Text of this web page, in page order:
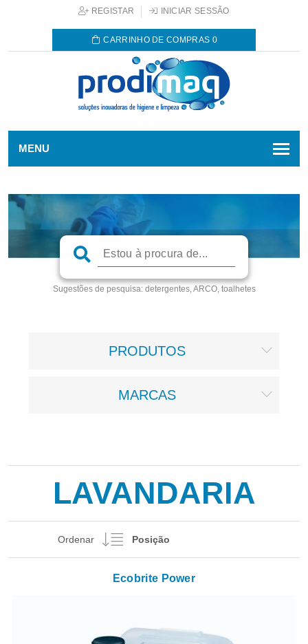
REGISTAR INICIAR SESSÃO
CARRINHO DE COMPRAS 0
MENU
Sugestões de pesquisa:detergentes, ARCO, toalhetes
PRODUTOS
MARCAS
LAVANDARIA
Ordenar
Ecobrite Power